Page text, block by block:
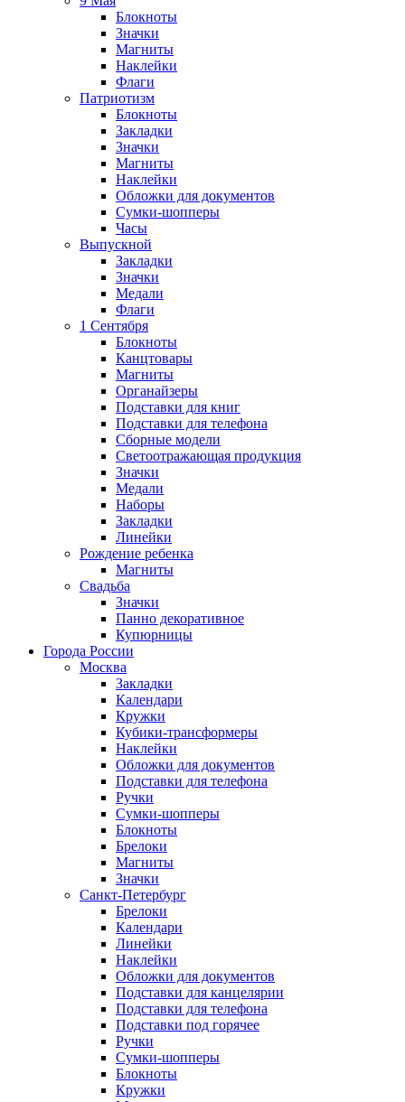
Блокноты
Значки
Магниты
Наклейки
Флаги
Патриотизм
Блокноты
Закладки
Значки
Магниты
Наклейки
Обложки для документов
Сумки-шопперы
Часы
Выпускной
Закладки
Значки
Медали
Флаги
1 Сентября
Блокноты
Канцтовары
Магниты
Органайзеры
Подставки для книг
Подставки для телефона
Сборные модели
Светоотражающая продукция
Значки
Медали
Наборы
Закладки
Линейки
Рождение ребенка
Магниты
Свадьба
Значки
Панно декоративное
Купюрницы
Города России
Москва
Закладки
Календари
Кружки
Кубики-трансформеры
Наклейки
Обложки для документов
Подставки для телефона
Ручки
Сумки-шопперы
Блокноты
Брелоки
Магниты
Значки
Санкт-Петербург
Брелоки
Календари
Линейки
Наклейки
Обложки для документов
Подставки для канцелярии
Подставки для телефона
Подставки под горячее
Ручки
Сумки-шопперы
Блокноты
Кружки